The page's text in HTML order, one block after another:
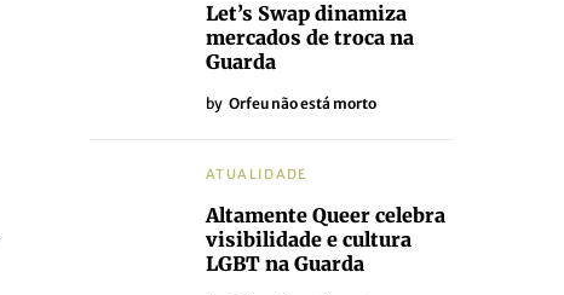
Let’s Swap dinamiza
mercados de troca na
Guarda
by Orfeu não está morto
ATUALIDADE
Altamente Queer celebra
visibilidade e cultura
LGBT na Guarda